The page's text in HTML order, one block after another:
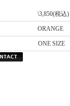
\3,850(税込)
ORANGE
ONE SIZE